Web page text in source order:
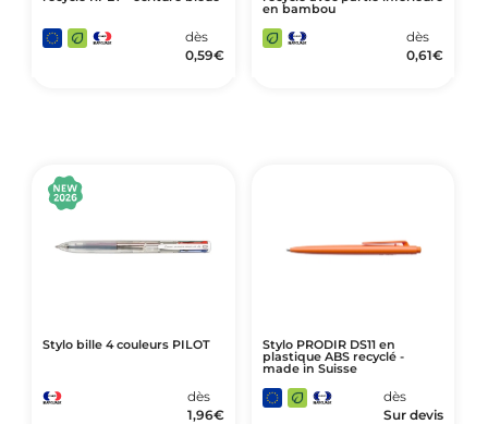
dès
0,59€
en bambou
dès
0,61€
Stylo bille 4 couleurs PILOT
dès
1,96€
Stylo PRODIR DS11 en
plastique ABS recyclé -
made in Suisse
dès
Sur devis